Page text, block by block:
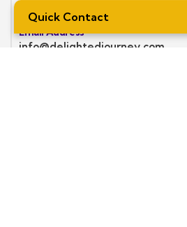
Email Address
info@delightedjourney.com
Quick Contact